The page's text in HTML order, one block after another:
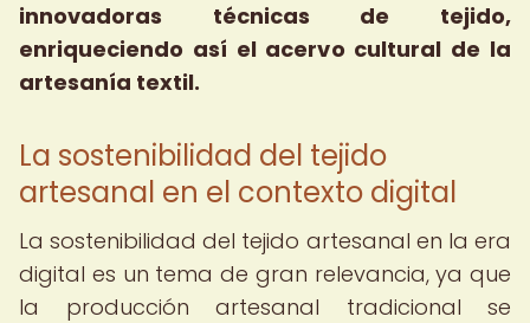
innovadoras técnicas de tejido,
enriqueciendo así el acervo cultural de la
artesanía textil.
La sostenibilidad del tejido
artesanal en el contexto digital
La sostenibilidad del tejido artesanal en la era
digital es un tema de gran relevancia, ya que
la producción artesanal tradicional se